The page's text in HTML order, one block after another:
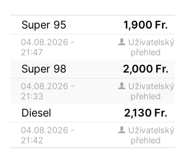
Super 95 1,900 Fr.
04.08.2026 -
21:47
Uživatelský
přehled
Super 98 2,000 Fr.
04.08.2026 -
21:33
Uživatelský
přehled
Diesel 2,130 Fr.
04.08.2026 -
21:42
Uživatelský
přehled